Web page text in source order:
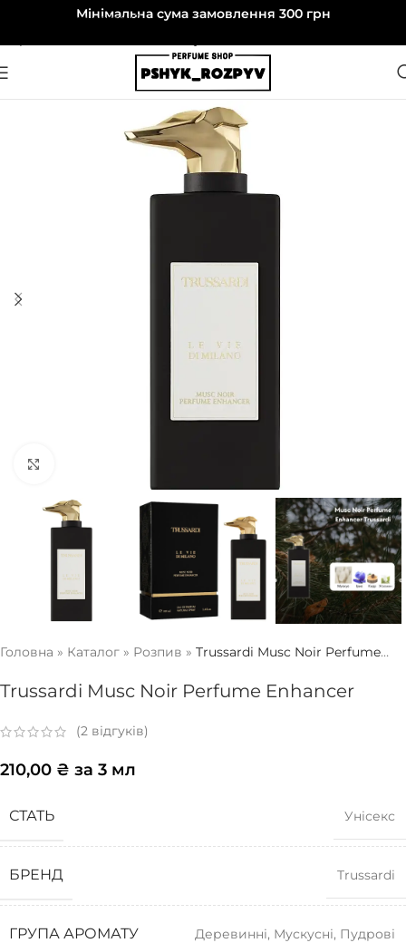
Перейти до навігаціїМінімальна сума замовлення 300 грн
Головна » Каталог » Розпив » Trussardi Musc Noir Perfume
Trussardi Musc Noir Perfume Enhancer
(2 відгуків)
210,00 ₴ за 3 мл
СТАТЬ Унісекс
БРЕНД Trussardi
ГРУПА АРОМАТУ Деревинні, Мускусні, Пудрові